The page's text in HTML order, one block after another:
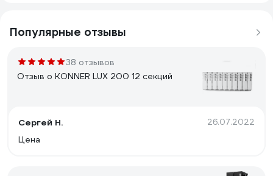
Популярные отзывы
38 отзывов
Отзыв о KONNER LUX 200 12 секций
Сергей Н. 26.07.2022
Цена